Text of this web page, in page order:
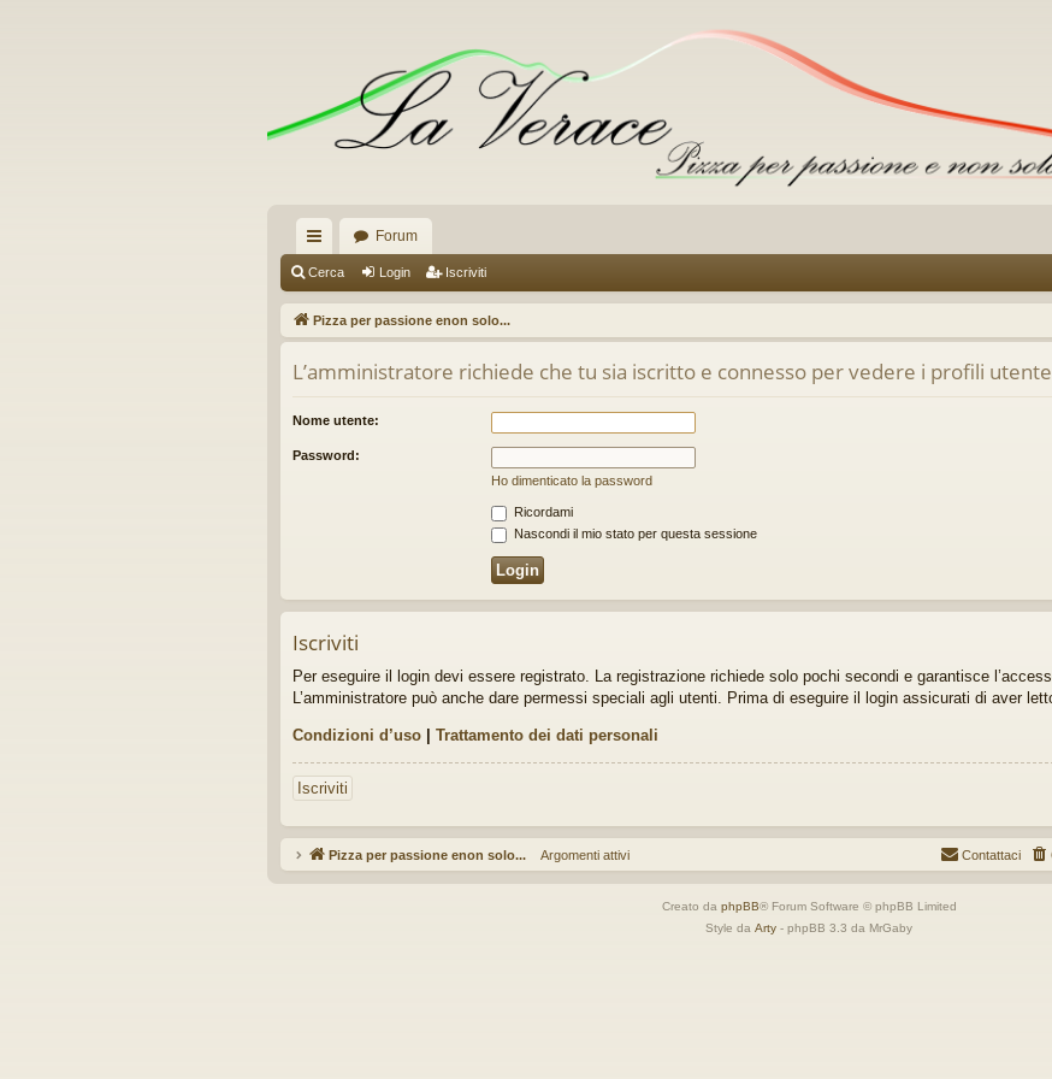
oll
eg
a
m
en
ti
Forum
Cerca Login Iscriviti
Pizza per passione enon solo...
L’amministratore richiede che tu sia iscritto e connesso per vedere i profili
Nome utente:
Password:
Ho dimenticato la password
Ricordami
Nascondi il mio stato per questa sessione
Iscriviti
Per eseguire il login devi essere registrato. La registrazione richiede solo pochi secondi e garantisce
L’amministratore può anche dare permessi speciali agli utenti. Prima di eseguire il login assicurati di aver
Condizioni d’uso Trattamento dei dati personali
Iscriviti
Argomenti attivi
Pizza per passione enon solo... Contattaci
Creato da phpBB® Forum Software © phpBB Limited
Style da Arty - phpBB 3.3 da MrGaby